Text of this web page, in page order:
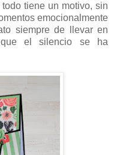
tiene un motivo, sin
emocionalmente
siempre de llevar en
que el silencio se ha